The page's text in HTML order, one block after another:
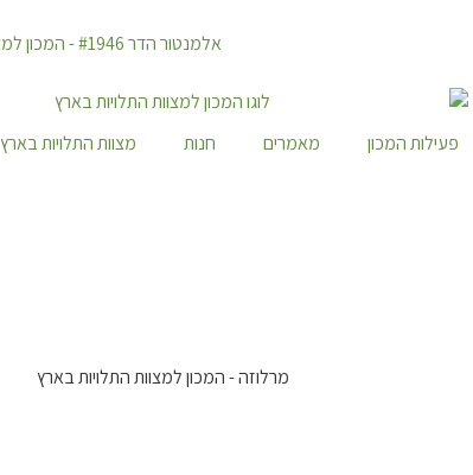
פעילות המכון מאמרים חנות מצוות התלויות בארץ